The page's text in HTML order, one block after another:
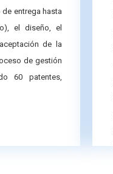
entrega hasta
el diseño, el
de la
de gestión
60 patentes,